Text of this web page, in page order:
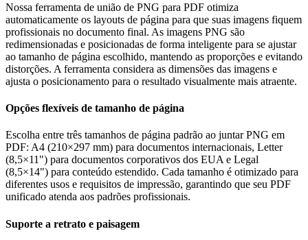
Nossa ferramenta de união de PNG para PDF otimiza
automaticamente os layouts de página para que suas imagens fiquem
profissionais no documento final. As imagens PNG são
redimensionadas e posicionadas de forma inteligente para se ajustar
ao tamanho de página escolhido, mantendo as proporções e evitando
distorções. A ferramenta considera as dimensões das imagens e
ajusta o posicionamento para o resultado visualmente mais atraente.
Opções flexíveis de tamanho de página
Escolha entre três tamanhos de página padrão ao juntar PNG em
PDF: A4 (210×297 mm) para documentos internacionais, Letter
(8,5×11") para documentos corporativos dos EUA e Legal
(8,5×14") para conteúdo estendido. Cada tamanho é otimizado para
diferentes usos e requisitos de impressão, garantindo que seu PDF
unificado atenda aos padrões profissionais.
Suporte a retrato e paisagem